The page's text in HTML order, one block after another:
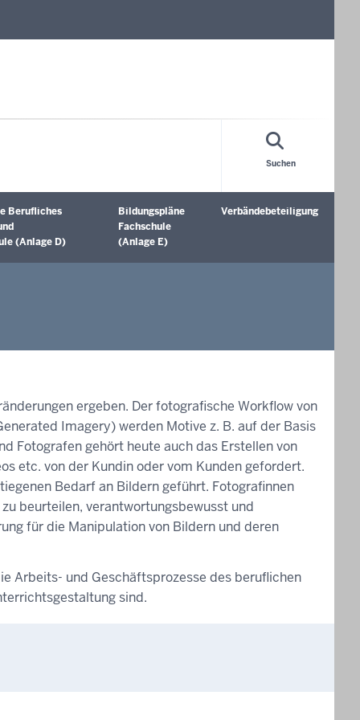
Suchen
Berufliches
(Anlage D)
Untermenü öffnen
Bildungspläne
Fachschule
(Anlage E)
Verbändebeteiligung
ergeben. Der fotografische Workflow von
Imagery) werden Motive z. B. auf der Basis
Fotografen gehört heute auch das Erstellen von
etc. von der Kundin oder vom Kunden gefordert.
Bedarf an Bildern geführt. Fotografinnen
beurteilen, verantwortungsbewusst und
für die Manipulation von Bildern und deren
Arbeits- und Geschäftsprozesse des beruflichen
sind.